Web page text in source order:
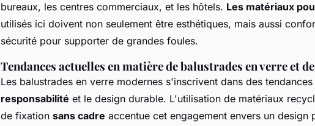
bureaux, les centres commerciaux, et les hôtels. Les matériaux
utilisés ici doivent non seulement être esthétiques, mais aussi
sécurité pour supporter de grandes foules.
Tendances actuelles en matière de balustrades en verre et
Les balustrades en verre modernes s'inscrivent dans des
responsabilité et le design durable. L'utilisation de matériaux
de fixation sans cadre accentue cet engagement envers un design